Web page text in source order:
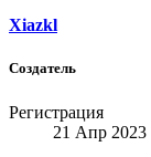
Xiazkl
Создатель
Регистрация
21 Апр 2023